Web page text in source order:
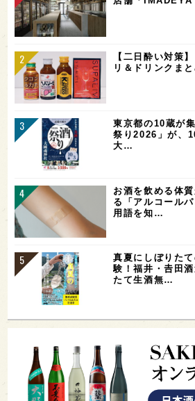
【二日酔い対策
リ＆ドリンクま
東京都の10蔵が
祭り2026」が、
大…
お酒を飲める体
る「アルコール
用語を知…
真夏にしぼりた
験！福井・𠮷田
たて生酒無…